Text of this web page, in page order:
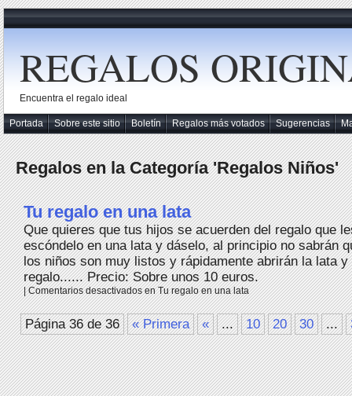
REGALOS
Encuentra el regalo ideal
Portada Sobre este sitio Boletín Regalos más votados Sugerencias
Regalos en la Categoría 'Regalos Niños'
Tu regalo en una lata
Que quieres que tus hijos se acuerden del regalo que
escóndelo en una lata y dáselo, al principio no sabrán
los niños son muy listos y rápidamente abrirán la lata
regalo...... Precio: Sobre unos 10 euros.
|Comentarios desactivadosen Tu regalo en una lata
Página 36 de 36 « Primera « ... 10 20 30 ...